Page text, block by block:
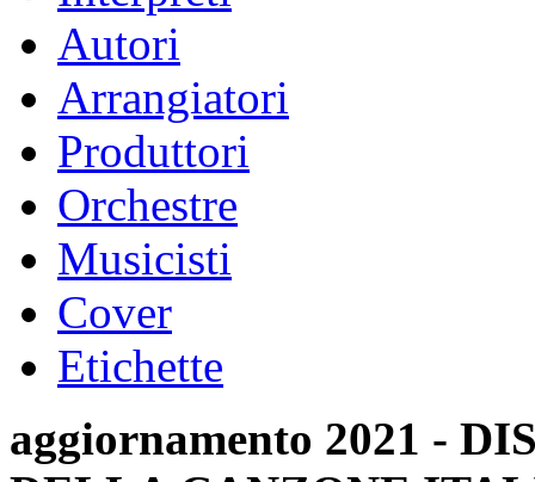
Autori
Arrangiatori
Produttori
Orchestre
Musicisti
Cover
Etichette
aggiornamento 2021 -